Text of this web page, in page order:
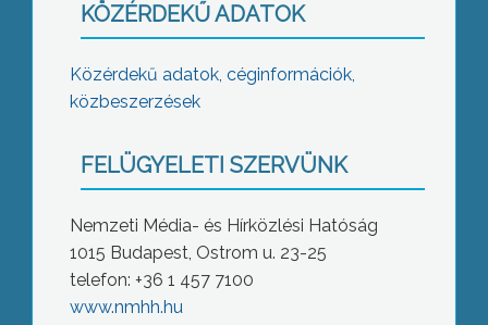
KÖZÉRDEKŰ ADATOK
Közérdekű adatok, céginformációk,
közbeszerzések
FELÜGYELETI SZERVÜNK
Nemzeti Média- és Hírközlési Hatóság
1015 Budapest, Ostrom u. 23-25
telefon: +36 1 457 7100
www.nmhh.hu